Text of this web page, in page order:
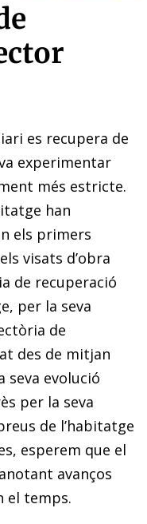
es recupera de
experimentar
més estricte.
han
els primers
visats d’obra
de recuperació
per la seva
de
des de mitjan
seva evolució
per la seva
de l’habitatge
esperem que el
avanços
el temps.